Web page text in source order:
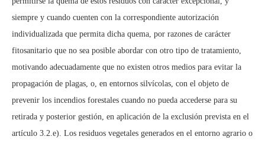
siempre y cuando cuenten con la correspondiente autorización
individualizada que permita dicha quema, por razones de carácter
fitosanitario que no sea posible abordar con otro tipo de tratamiento,
motivando adecuadamente que no existen otros medios para evitar la
propagación de plagas, o, en entornos silvícolas, con el objeto de
prevenir los incendios forestales cuando no pueda accederse para su
retirada y posterior gestión, en aplicación de la exclusión prevista en el
artículo 3.2.e). Los residuos vegetales generados en el entorno agrario o